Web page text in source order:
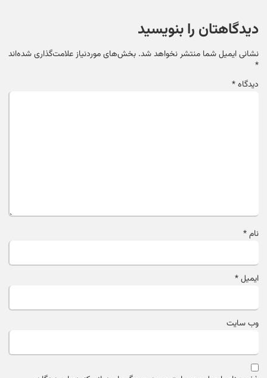
دیدگاهتان را بنویسید
نشانی ایمیل شما منتشر نخواهد شد. بخش‌های موردنیاز علامت‌گذاری شده‌اند
*
دیدگاه*
نام*
ایمیل*
وب‌ سایت